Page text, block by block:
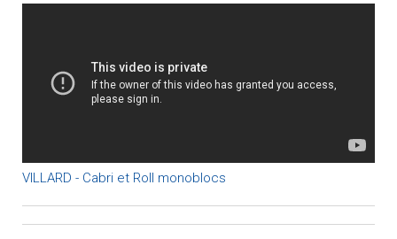
VILLARD - Cabri et Roll monoblocs